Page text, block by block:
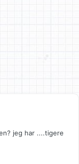
jeg har ....tigere